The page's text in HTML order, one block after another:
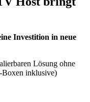
Investition in neue
Lösung ohne
Boxen inklusive)